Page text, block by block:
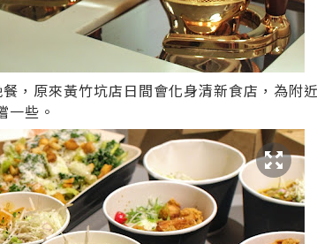
，原來黃竹坑店日間會化身清新食店，為附
一些。